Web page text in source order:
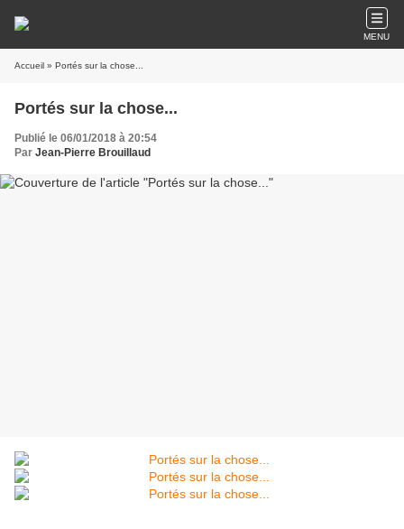
MENU
Accueil » Portés sur la chose...
Portés sur la chose...
Publié le 06/01/2018 à 20:54
Par Jean-Pierre Brouillaud